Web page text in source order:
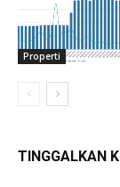
Properti
TINGGALKAN